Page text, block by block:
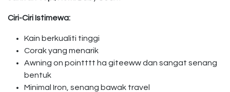
Ciri-Ciri Istimewa:
Kain berkualiti tinggi
Corak yang menarik
Awning on pointttt ha giteeww dan sangat senang
bentuk
Minimal Iron, senang bawak travel